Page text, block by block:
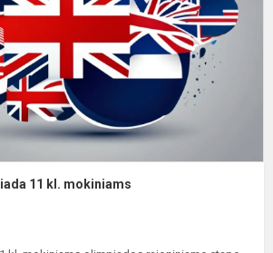
11 kl. mokiniams